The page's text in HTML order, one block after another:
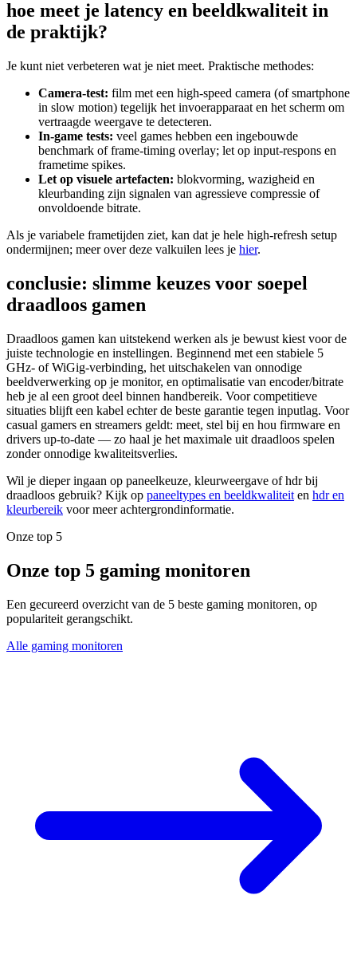
hoe meet je latency en beeldkwaliteit in
de praktijk?
Je kunt niet verbeteren wat je niet meet. Praktische methodes:
Camera-test: film met een high-speed camera (of smartphone
in slow motion) tegelijk het invoerapparaat en het scherm om
vertraagde weergave te detecteren.
In‑game tests: veel games hebben een ingebouwde
benchmark of frame-timing overlay; let op input-respons en
frametime spikes.
Let op visuele artefacten: blokvorming, wazigheid en
kleurbanding zijn signalen van agressieve compressie of
onvoldoende bitrate.
Als je variabele frametijden ziet, kan dat je hele high-refresh setup
ondermijnen; meer over deze valkuilen lees je hier.
conclusie: slimme keuzes voor soepel
draadloos gamen
Draadloos gamen kan uitstekend werken als je bewust kiest voor de
juiste technologie en instellingen. Beginnend met een stabiele 5
GHz- of WiGig-verbinding, het uitschakelen van onnodige
beeldverwerking op je monitor, en optimalisatie van encoder/bitrate
heb je al een groot deel binnen handbereik. Voor competitieve
situaties blijft een kabel echter de beste garantie tegen inputlag. Voor
casual gamers en streamers geldt: meet, stel bij en hou firmware en
drivers up-to-date — zo haal je het maximale uit draadloos spelen
zonder onnodige kwaliteitsverlies.
Wil je dieper ingaan op paneelkeuze, kleurweergave of hdr bij
draadloos gebruik? Kijk op paneeltypes en beeldkwaliteit en hdr en
kleurbereik voor meer achtergrondinformatie.
Onze top 5
Onze top 5 gaming monitoren
Een gecureerd overzicht van de 5 beste gaming monitoren, op
populariteit gerangschikt.
Alle gaming monitoren